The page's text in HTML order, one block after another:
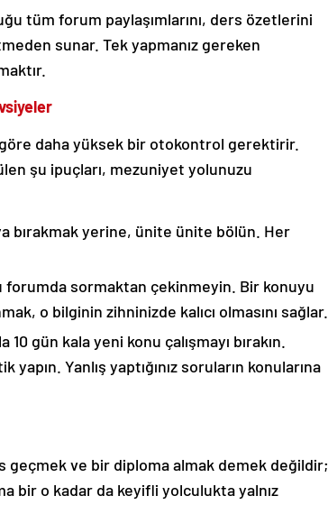
tüm forum paylaşımlarını, ders özetlerini
sunar. Tek yapmanız gereken
daha yüksek bir otokontrol gerektirir.
şu ipuçları, mezuniyet yolunuzu
bırakmak yerine, ünite ünite bölün. Her
forumda sormaktan çekinmeyin. Bir konuyu
o bilginin zihninizde kalıcı olmasını sağlar.
10 gün kala yeni konu çalışmayı bırakın.
Yanlış yaptığınız soruların konularına
ve bir diploma almak demek değildir;
bir o kadar da keyifli yolculukta yalnız